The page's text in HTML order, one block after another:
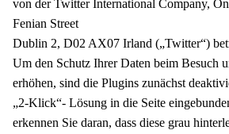
von der Twitter International Company,
Fenian Street
Dublin 2, D02 AX07 Irland („Twitter“)
Um den Schutz Ihrer Daten beim Besuch
erhöhen, sind die Plugins zunächst
„2-Klick“- Lösung in die Seite
erkennen Sie daran, dass diese grau